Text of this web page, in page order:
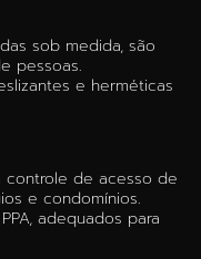
sob medida, são
pessoas.
e herméticas
controle de acesso de
e condomínios.
adequados para